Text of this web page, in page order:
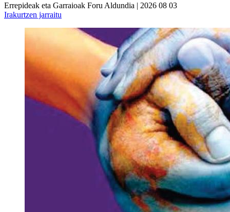
Errepideak eta Garraioak Foru Aldundia | 2026 08 03
Irakurtzen jarraitu